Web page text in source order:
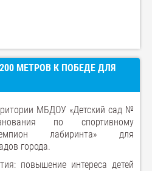
МЕТРОВ К ПОБЕДЕ ДЛЯ
МБДОУ «Детский сад №
по спортивному
лабиринта» для
города.
повышение интереса детей